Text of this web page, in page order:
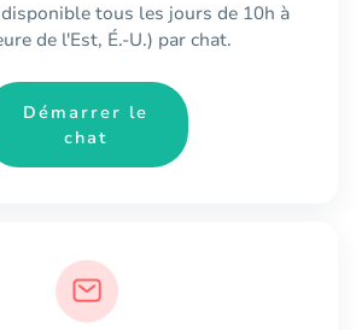
tous les jours de 10h à
de l'Est, É.-U.) par chat.
Démarrer le
chat